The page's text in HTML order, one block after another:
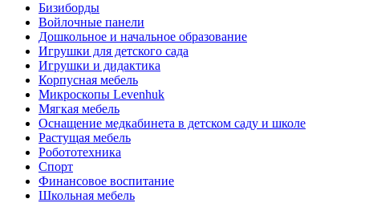
Бизиборды
Войлочные панели
Дошкольное и начальное образование
Игрушки для детского сада
Игрушки и дидактика
Корпусная мебель
Микроскопы Levenhuk
Мягкая мебель
Оснащение медкабинета в детском саду и школе
Растущая мебель
Робототехника
Спорт
Финансовое воспитание
Школьная мебель